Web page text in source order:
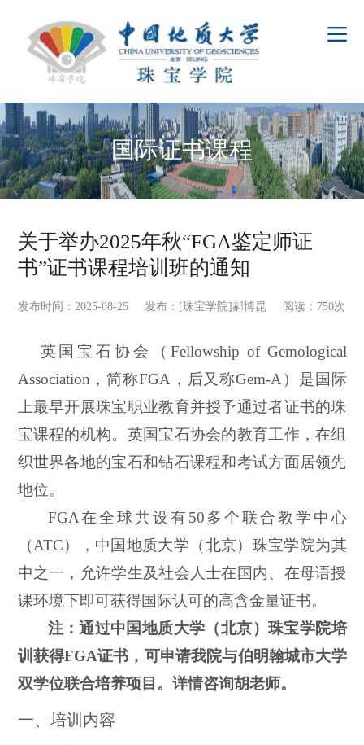
国际证书课程
关于举办2025年秋“FGA鉴定师证
书”证书课程培训班的通知
发布时间：2025-08-25 发布：[珠宝学院]郝博昆 阅读： 750次
英国宝石协会（ Fellowship of Gemological
Association，简称FGA，后又称Gem-A）是国际
上最早开展珠宝职业教育并授予通过者证书的珠
宝课程的机构。英国宝石协会的教育工作，在组
织世界各地的宝石和钻石课程和考试方面居领先
地位。
FGA在全球共设有50多个联合教学中心
（ATC），中国地质大学（北京）珠宝学院为其
中之一，允许学生及社会人士在国内、在母语授
课环境下即可获得国际认可的高含金量证书。
注：通过中国地质大学（北京） 珠宝学院培
训获得FGA证书，可申请我院与伯明翰城市大学
双学位联合培养项目。详情咨询胡老师。
一、培训内容